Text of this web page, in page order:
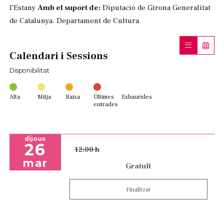
l'Estany Amb el suport de: Diputació de Girona Generalitat
de Catalunya. Departament de Cultura
Calendari i Sessions
Disponibilitat
Alta Mitja Baixa
Últimes
entrades
Exhaurides
dijous
26
mar
12:00 h
Gratuït
Finalitzat